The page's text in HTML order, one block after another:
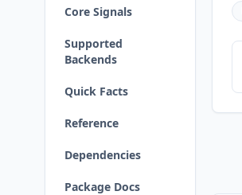
Core Signals
Supported
Backends
Quick Facts
Reference
Dependencies
Package Docs